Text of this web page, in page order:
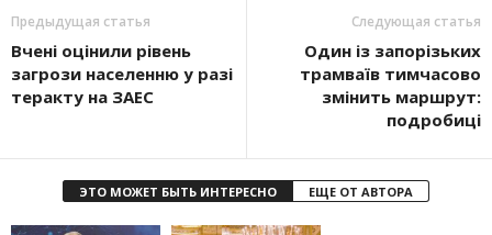
Предыдущая статья
Вчені оцінили рівень
загрози населенню у разі
теракту на ЗАЕС
Следующая статья
Один із запорізьких
трамваїв тимчасово
змінить маршрут:
подробиці
ЭТО МОЖЕТ БЫТЬ ИНТЕРЕСНО ЕЩЕ ОТ АВТОРА